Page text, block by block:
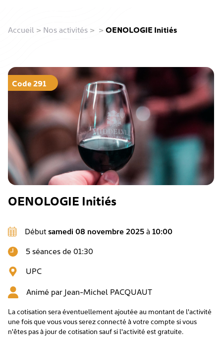
Accueil > Nos activités > > OENOLOGIE Initiés
Code 291
OENOLOGIE Initiés
Débutsamedi 08 novembre 2025à 10:00
5 séances de 01:30
UPC
Animé par Jean-Michel PACQUAUT
La cotisation sera éventuellement ajoutée au montant de l'activité
une fois que vous vous serez connecté à votre compte si vous
n'êtes pas à jour de cotisation sauf si l'activité est gratuite.